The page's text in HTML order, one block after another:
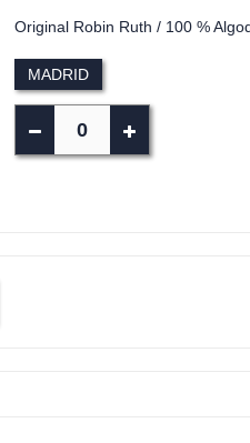
Original Robin Ruth / 100 %
MADRID